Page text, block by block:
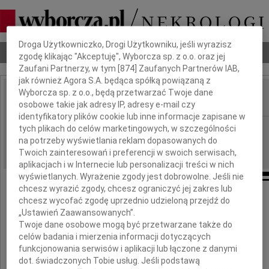
Nekrologi Odeszli Poradnik pogrzebowy
IMIĘ I NAZWISKO:
REGION: Częstochowa
DATA EMISJI: 13.07.2013
Agnieszce Dądeli
wyrazy współczucia z powodu śmierci Męża
Dbamy o Twoją prywatność
Droga Użytkowniczko, Drogi Użytkowniku, jeśli wyrazisz
zgodę klikając "Akceptuję", Wyborcza sp. z o.o. oraz jej
Zaufani Partnerzy, w tym [874 ] Zaufanych Partnerów IAB,
jak również Agora S.A. będąca spółką powiązaną z
Wyborcza sp. z o.o., będą przetwarzać Twoje dane
osobowe takie jak adresy IP, adresy e-mail czy
identyfikatory plików cookie lub inne informacje zapisane w
tych plikach do celów marketingowych, w szczególności
na potrzeby wyświetlania reklam dopasowanych do
Twoich zainteresowań i preferencji w swoich serwisach,
aplikacjach i w Internecie lub personalizacji treści w nich
wyświetlanych. Wyrażenie zgody jest dobrowolne. Jeśli nie
chcesz wyrazić zgody, chcesz ograniczyć jej zakres lub
chcesz wycofać zgodę uprzednio udzieloną przejdź do
„Ustawień Zaawansowanych”.
Twoje dane osobowe mogą być przetwarzane także do
celów badania i mierzenia informacji dotyczących
funkcjonowania serwisów i aplikacji lub łączone z danymi
dot. świadczonych Tobie usług. Jeśli podstawą